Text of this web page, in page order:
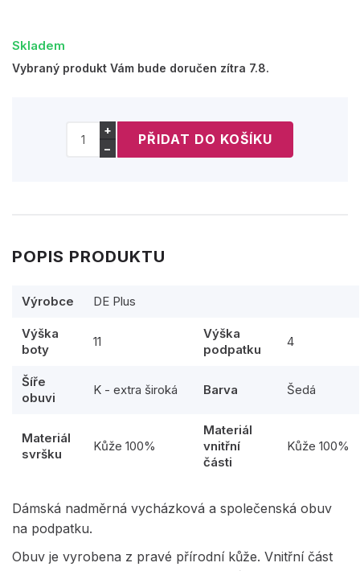
Skladem
Vybraný produkt Vám bude doručen zítra 7.8.
+
−
POPIS PRODUKTU
Výrobce DE Plus
Výška
boty
11
Výška
podpatku
4
Šíře
obuvi
K - extra široká Barva Šedá
Materiál
svršku
Kůže 100%
Materiál
vnitřní
části
Kůže 100%
Dámská nadměrná vycházková a společenská obuv
na podpatku.
Obuv je vyrobena z pravé přírodní kůže. Vnitřní část